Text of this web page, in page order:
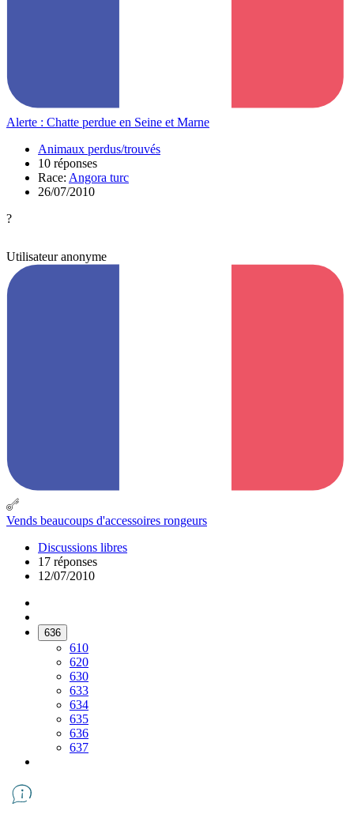
Alerte : Chatte perdue en Seine et Marne
Animaux perdus/trouvés
10 réponses
Race: Angora turc
26/07/2010
?
Utilisateur anonyme
Vends beaucoups d'accessoires rongeurs
Discussions libres
17 réponses
12/07/2010
636
610
620
630
633
634
635
636
637